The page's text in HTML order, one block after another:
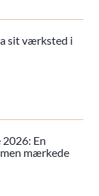
sit værksted i
En
mærkede